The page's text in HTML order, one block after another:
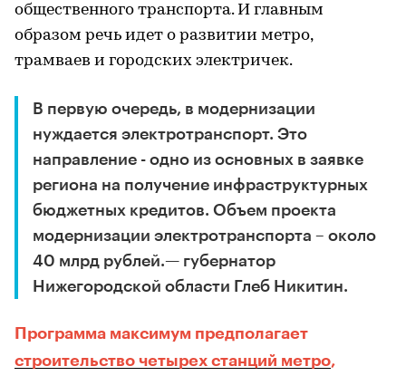
общественного транспорта. И главным
образом речь идет о развитии метро,
трамваев и городских электричек.
В первую очередь, в модернизации
нуждается электротранспорт. Это
направление - одно из основных в заявке
региона на получение инфраструктурных
бюджетных кредитов. Объем проекта
модернизации электротранспорта – около
40 млрд рублей.— губернатор
Нижегородской области Глеб Никитин.
Программа максимум предполагает
строительство четырех станций метро,